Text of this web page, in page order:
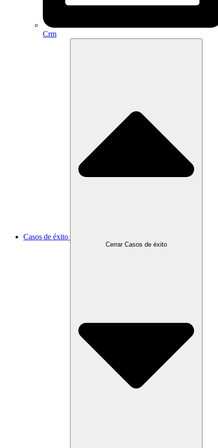
Crm
Casos de éxito
Cerrar Casos de éxito